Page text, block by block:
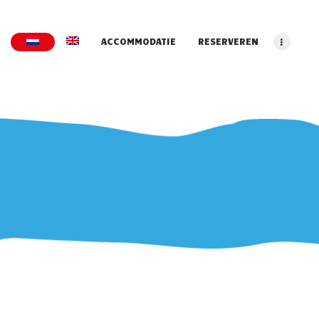
ACCOMMODATIE RESERVEREN